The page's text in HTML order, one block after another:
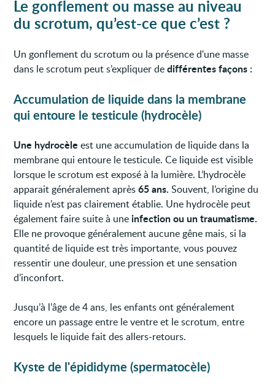
Le gonflement ou masse au niveau
du scrotum, qu’est-ce que c’est ?
Un gonflement du scrotum ou la présence d'une masse
dans le scrotum peut s’expliquer dedifférentes façons :
Accumulation de liquide dans la membrane
qui entoure le testicule (hydrocèle)
Une hydrocèle est une accumulation de liquide dans la
membrane qui entoure le testicule. Ce liquide est visible
lorsque le scrotum est exposé à la lumière. L’hydrocèle
apparait généralement après65 ans. Souvent, l’origine du
liquide n’est pas clairement établie. Une hydrocèle peut
également faire suite à uneinfection ou un traumatisme.
Elle ne provoque généralement aucune gêne mais, si la
quantité de liquide est très importante, vous pouvez
ressentir une douleur, une pression et une sensation
d’inconfort.
Jusqu’à l’âge de 4 ans, les enfants ont généralement
encore un passage entre le ventre et le scrotum, entre
lesquels le liquide fait des allers-retours.
Kyste de l'épididyme (spermatocèle)